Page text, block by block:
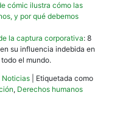
cómic ilustra cómo las
y por qué debemos
la captura corporativa: 8
su influencia indebida en
el mundo.
Noticias
Etiquetada como
, Derechos humanos